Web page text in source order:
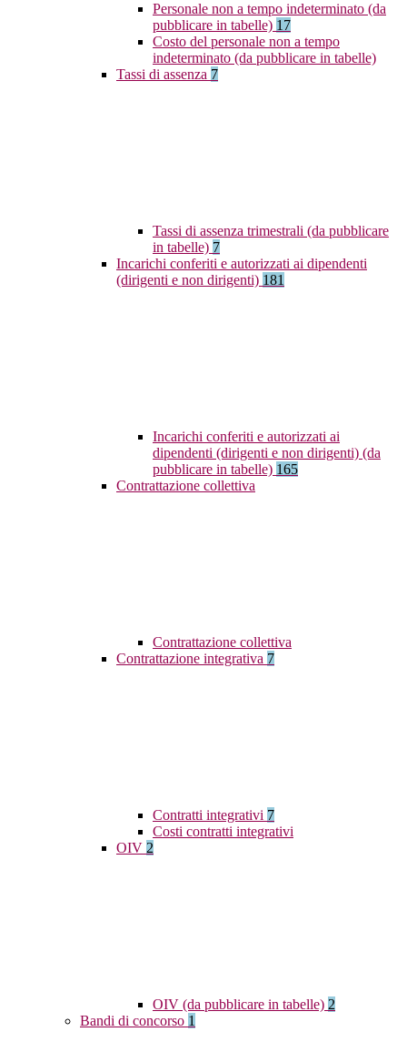
Personale non a tempo indeterminato (da
pubblicare in tabelle) 17
Costo del personale non a tempo
indeterminato (da pubblicare in tabelle)
Tassi di assenza 7
Tassi di assenza trimestrali (da pubblicare
in tabelle) 7
Incarichi conferiti e autorizzati ai dipendenti
(dirigenti e non dirigenti) 181
Incarichi conferiti e autorizzati ai
dipendenti (dirigenti e non dirigenti) (da
pubblicare in tabelle) 165
Contrattazione collettiva
Contrattazione collettiva
Contrattazione integrativa 7
Contratti integrativi 7
Costi contratti integrativi
OIV 2
OIV (da pubblicare in tabelle) 2
Bandi di concorso 1